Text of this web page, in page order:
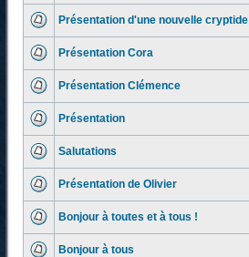
Présentation d'une nouvelle cryptide
Présentation Cora
Présentation Clémence
Présentation
Salutations
Présentation de Olivier
Bonjour à toutes et à tous !
Bonjour à tous